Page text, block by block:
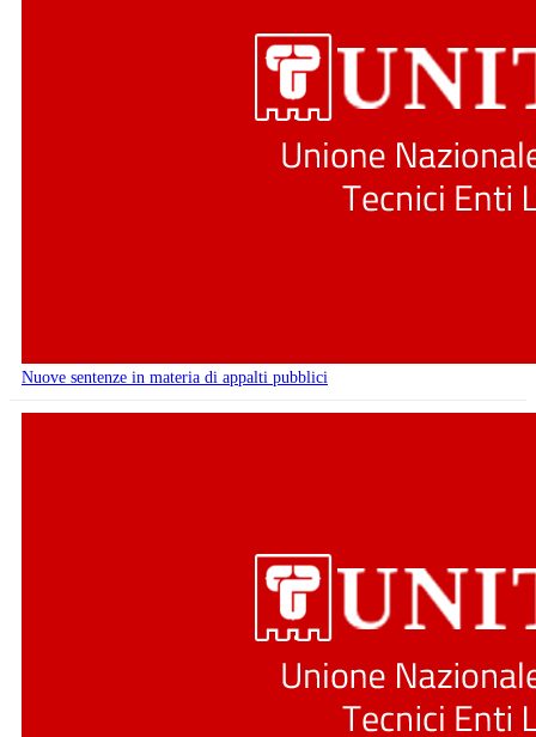
Nuove sentenze in materia di appalti pubblici